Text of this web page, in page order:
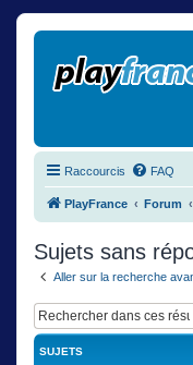
Raccourcis FAQ
PlayFrance Forum
Sujets sans
Aller sur la recherche
SUJETS